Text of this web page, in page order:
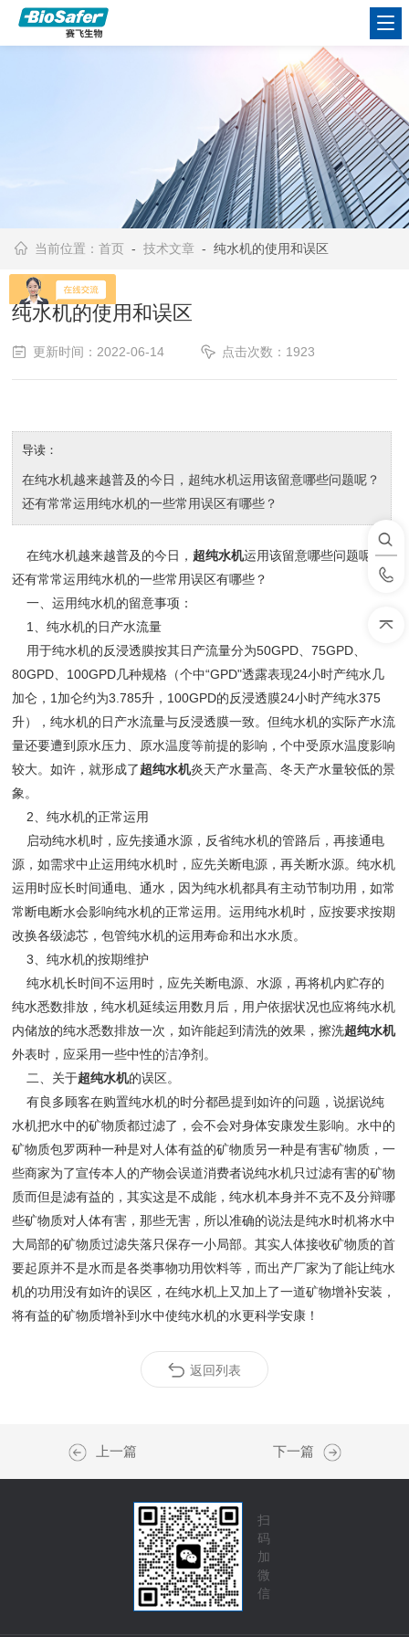
当前位置：首页 -技术文章 - 纯水机的使用和误区
纯水机的使用和误区
更新时间：2022-06-14 点击次数：1923
导读：
在纯水机越来越普及的今日，超纯水机运用该留意哪些问题呢？
还有常常运用纯水机的一些常用误区有哪些？
在纯水机越来越普及的今日， 超纯水机运用该留意哪些问题呢？
还有常常运用纯水机的一些常用误区有哪些？
一、运用纯水机的留意事项：
1、纯水机的日产水流量
用于纯水机的反浸透膜按其日产流量分为50GPD、75GPD、
80GPD、100GPD几种规格（个中“GPD"透露表现24小时产纯水几
加仑，1加仑约为3.785升，100GPD的反浸透膜24小时产纯水375
升），纯水机的日产水流量与反浸透膜一致。但纯水机的实际产水流
量还要遭到原水压力、原水温度等前提的影响，个中受原水温度影响
较大。如许，就形成了超纯水机炎天产水量高、冬天产水量较低的景
象。
2、纯水机的正常运用
启动纯水机时，应先接通水源，反省纯水机的管路后，再接通电
源，如需求中止运用纯水机时，应先关断电源，再关断水源。纯水机
运用时应长时间通电、通水，因为纯水机都具有主动节制功用，如常
常断电断水会影响纯水机的正常运用。运用纯水机时，应按要求按期
改换各级滤芯，包管纯水机的运用寿命和出水水质。
3、纯水机的按期维护
纯水机长时间不运用时，应先关断电源、水源，再将机内贮存的
纯水悉数排放，纯水机延续运用数月后，用户依据状况也应将纯水机
内储放的纯水悉数排放一次，如许能起到清洗的效果，擦洗超纯水机
外表时，应采用一些中性的洁净剂。
二、关于超纯水机的误区。
有良多顾客在购置纯水机的时分都邑提到如许的问题，说据说纯
水机把水中的矿物质都过滤了，会不会对身体安康发生影响。水中的
矿物质包罗两种一种是对人体有益的矿物质另一种是有害矿物质，一
些商家为了宣传本人的产物会误道消费者说纯水机只过滤有害的矿物
质而但是滤有益的，其实这是不成能，纯水机本身并不克不及分辩哪
些矿物质对人体有害，那些无害，所以准确的说法是纯水时机将水中
大局部的矿物质过滤失落只保存一小局部。其实人体接收矿物质的首
要起原并不是水而是各类事物功用饮料等，而出产厂家为了能让纯水
机的功用没有如许的误区，在纯水机上又加上了一道矿物增补安装，
将有益的矿物质增补到水中使纯水机的水更科学安康！
返回列表
上一篇 下一篇
扫
码
加
微
信